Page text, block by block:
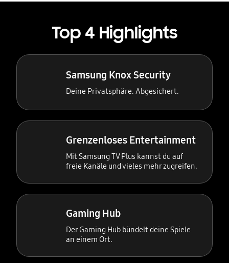
Top 4 Highlights
Samsung Knox Security
Deine Privatsphäre. Abgesichert.
Grenzenloses Entertainment
Mit Samsung TV Plus kannst du auf
freie Kanäle und vieles mehr zugreifen.
Gaming Hub
Der Gaming Hub bündelt deine Spiele
an einem Ort.